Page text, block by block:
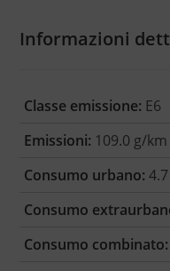
Informazioni
Classe emissione: E6
Emissioni: 109.0 g/km
Consumo urbano:
Consumo
Consumo combinato: